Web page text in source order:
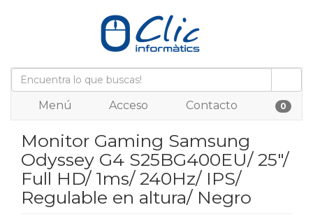
Menú Acceso Contacto 0
Monitor Gaming Samsung
Odyssey G4 S25BG400EU/ 25"/
Full HD/ 1ms/ 240Hz/ IPS/
Regulable en altura/ Negro